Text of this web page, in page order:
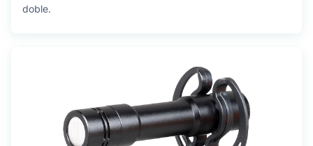
doble.